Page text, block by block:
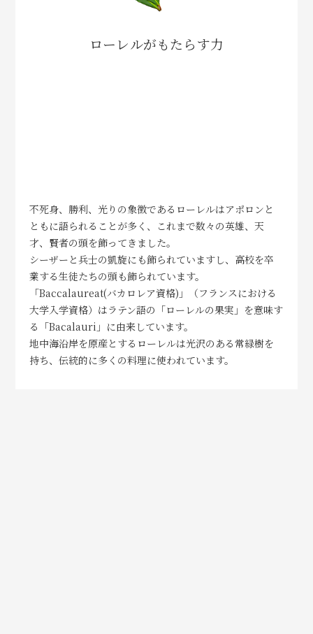
ローレルがもたらす力
不死身、勝利、光りの象徴であるローレルはアポロンと
ともに語られることが多く、これまで数々の英雄、天
才、賢者の頭を飾ってきました。
シーザーと兵士の凱旋にも飾られていますし、高校を卒
業する生徒たちの頭も飾られています。
「Baccalaureat(バカロレア資格)」（フランスにおける
大学入学資格）はラテン語の「ローレルの果実」を意味す
る「Bacalauri」に由来しています。
地中海沿岸を原産とするローレルは光沢のある常緑樹を
持ち、伝統的に多くの料理に使われています。